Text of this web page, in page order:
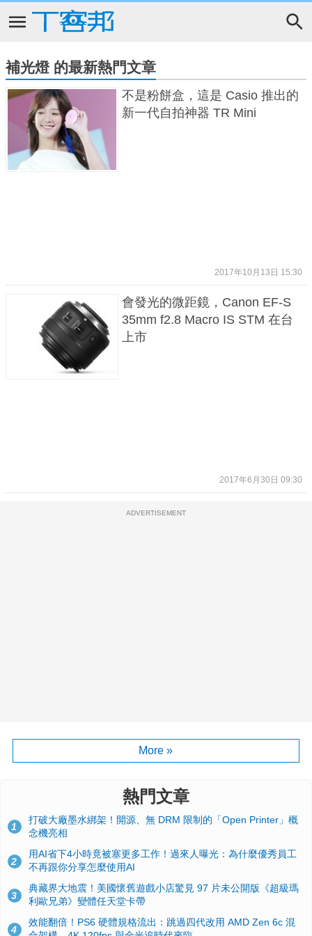
補光燈 的最新熱門文章
不是粉餅盒，這是 Casio 推出的
新一代自拍神器 TR Mini
2017年10月13日 15:30
會發光的微距鏡，Canon EF-S
35mm f2.8 Macro IS STM 在台
上市
2017年6月30日 09:30
ADVERTISEMENT
More »
熱門文章
1
打破大廠墨水綁架！開源、無 DRM 限制的「Open Printer」概
念機亮相
2
用AI省下4小時竟被塞更多工作！過來人曝光：為什麼優秀員工
不再跟你分享怎麼使用AI
3
典藏界大地震！美國懷舊遊戲小店驚見 97 片未公開版《超級瑪
利歐兄弟》變體任天堂卡帶
4
效能翻倍！PS6 硬體規格流出：跳過四代改用 AMD Zen 6c 混